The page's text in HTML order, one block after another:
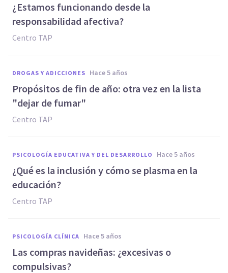
¿Estamos funcionando desde la
responsabilidad afectiva?
Centro TAP
DROGAS Y ADICCIONES hace 5 años
Propósitos de fin de año: otra vez en la lista
"dejar de fumar"
Centro TAP
PSICOLOGÍA EDUCATIVA Y DEL DESARROLLO hace 5 años
¿Qué es la inclusión y cómo se plasma en la
educación?
Centro TAP
PSICOLOGÍA CLÍNICA hace 5 años
Las compras navideñas: ¿excesivas o
compulsivas?